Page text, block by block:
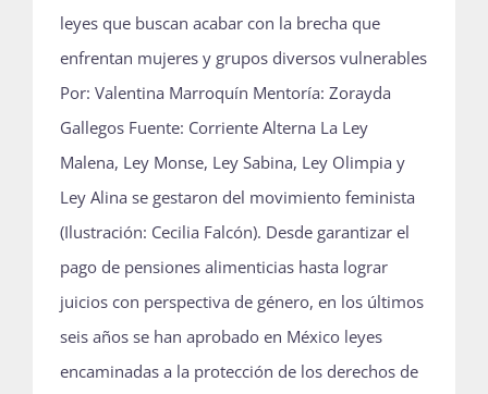
leyes que buscan acabar con la brecha que
enfrentan mujeres y grupos diversos vulnerables
Por: Valentina Marroquín Mentoría: Zorayda
Gallegos Fuente: Corriente Alterna La Ley
Malena, Ley Monse, Ley Sabina, Ley Olimpia y
Ley Alina se gestaron del movimiento feminista
(Ilustración: Cecilia Falcón). Desde garantizar el
pago de pensiones alimenticias hasta lograr
juicios con perspectiva de género, en los últimos
seis años se han aprobado en México leyes
encaminadas a la protección de los derechos de